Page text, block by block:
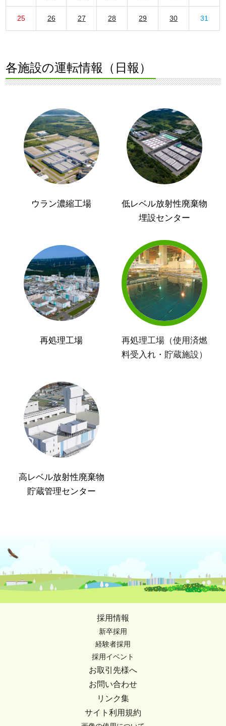
25 26 27 28 29 30 31
各施設の運転情報（日報）
ウラン濃縮工場
低レベル放射性廃棄物
埋設センター
再処理工場
再処理工場（使用済燃
料受入れ・貯蔵施設）
高レベル放射性廃棄物
貯蔵管理センター
採用情報
新卒採用
経験者採用
採用イベント
お取引先様へ
お問い合わせ
リンク集
サイト利用規約